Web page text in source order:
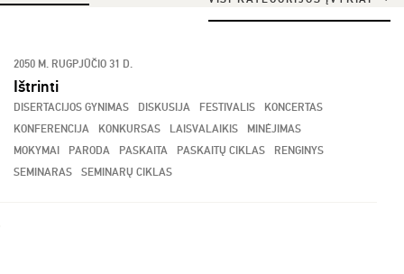
2050 M. RUGPJŪČIO 31 D.
Ištrinti
DISERTACIJOS GYNIMAS DISKUSIJA FESTIVALIS
KONCERTAS
KONFERENCIJA
KONKURSAS LAISVALAIKIS
MINĖJIMAS
MOKYMAI
PARODA PASKAITA PASKAITŲ CIKLAS
RENGINYS
SEMINARAS
SEMINARŲ CIKLAS